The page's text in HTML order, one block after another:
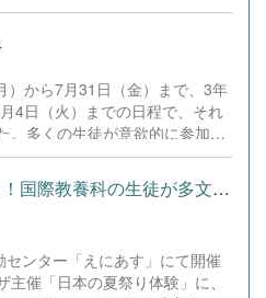
まで積み重ねてきた練習の成果
に立ちました。緊張感のある
人が役割を果たし、心を込め
多大なるご支援・ご協力をいた
らびに心温まるご寄付や温かい
地域の皆様方に、心より感謝申
かいご支援が部員たちの大きな
高のパフォーマンスと演技を
回の経験を糧に、さらに表現
してまいります。引き続き、
声援をよろしくお願いいたしま
から7月31日（金）まで、3年
4日（火）までの日程で、それ
。多くの生徒が意欲的に参加
復習や発展的な内容、受験に向
む姿が見られました。夏期講
知識を、今後の学校生活や学習
る成長につなげてくれること
【世界とつながる夏祭り！国際教養科の生徒が多文化共生ボランテ...
ンター「えにあす」にて開催
催「日本の夏祭り体験」に、